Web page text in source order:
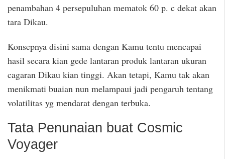
penambahan 4 persepuluhan mematok 60 p. c dekat akan
tara Dikau.
Konsepnya disini sama dengan Kamu tentu mencapai
hasil secara kian gede lantaran produk lantaran ukuran
cagaran Dikau kian tinggi. Akan tetapi, Kamu tak akan
menikmati buaian nun melampaui jadi pengaruh tentang
volatilitas yg mendarat dengan terbuka.
Tata Penunaian buat Cosmic
Voyager